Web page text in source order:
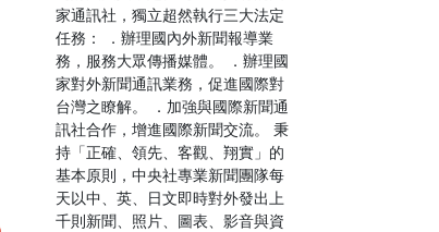
家通訊社，獨立超然執行三大法定
任務： ．辦理國內外新聞報導業
務，服務大眾傳播媒體。 ．辦理國
家對外新聞通訊業務，促進國際對
台灣之瞭解。 ．加強與國際新聞通
訊社合作，增進國際新聞交流。 秉
持「正確、領先、客觀、翔實」的
基本原則，中央社專業新聞團隊每
天以中、英、日文即時對外發出上
千則新聞、照片、圖表、影音與資